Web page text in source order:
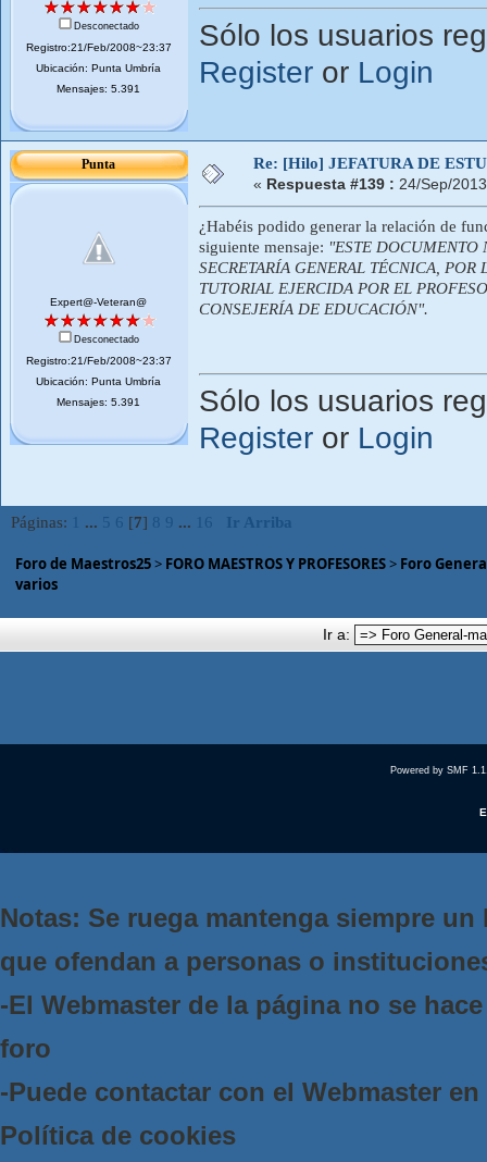
Desconectado
Registro:21/Feb/2008~23:37
Ubicación: Punta Umbría
Mensajes: 5.391
Sólo los usuarios
Register or Login
Punta
Expert@-Veteran@
Desconectado
Registro:21/Feb/2008~23:37
Ubicación: Punta Umbría
Mensajes: 5.391
Re: [Hilo] JEFATURA DE
« Respuesta #139 : 24/Sep/
¿Habéis podido generar la relación de
siguiente mensaje: "ESTE DOCUMENTO
SECRETARÍA GENERAL TÉCNICA,
TUTORIAL EJERCIDA POR EL
CONSEJERÍA DE EDUCACIÓN".
Sólo los usuarios
Register or Login
Páginas: ... 5 6 [7] 8 9 ... 16 Ir Arriba
Foro de Maestros25> FORO MAESTROS Y PROFESORES> Foro
varios
Ir a:
Powered by SMF
Notas: Se ruega mantenga siempre
que ofendan a personas o
-El Webmaster de la página no se
foro
-Puede contactar con el Webmaster
Política de cookies